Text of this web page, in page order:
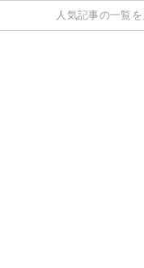
人気記事の一覧を